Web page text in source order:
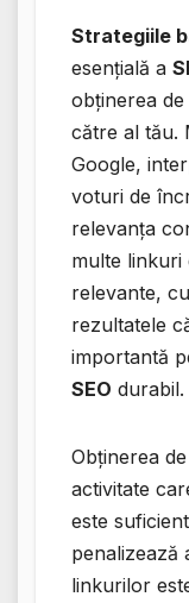
Strategiile
esențială a
obținerea
către al tău.
Google,
voturi de
relevanța
multe linkuri
relevante,
rezultatele
importantă
SEO durabil.
Obținerea
activitate
este
penalizează
linkurilor